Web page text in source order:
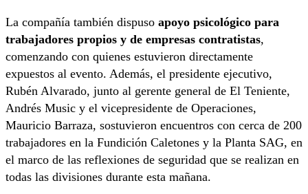
La compañía también dispuso apoyo psicológico para
trabajadores propios y de empresas contratistas,
comenzando con quienes estuvieron directamente
expuestos al evento. Además, el presidente ejecutivo,
Rubén Alvarado, junto al gerente general de El Teniente,
Andrés Music y el vicepresidente de Operaciones,
Mauricio Barraza, sostuvieron encuentros con cerca de 200
trabajadores en la Fundición Caletones y la Planta SAG, en
el marco de las reflexiones de seguridad que se realizan en
todas las divisiones durante esta mañana.